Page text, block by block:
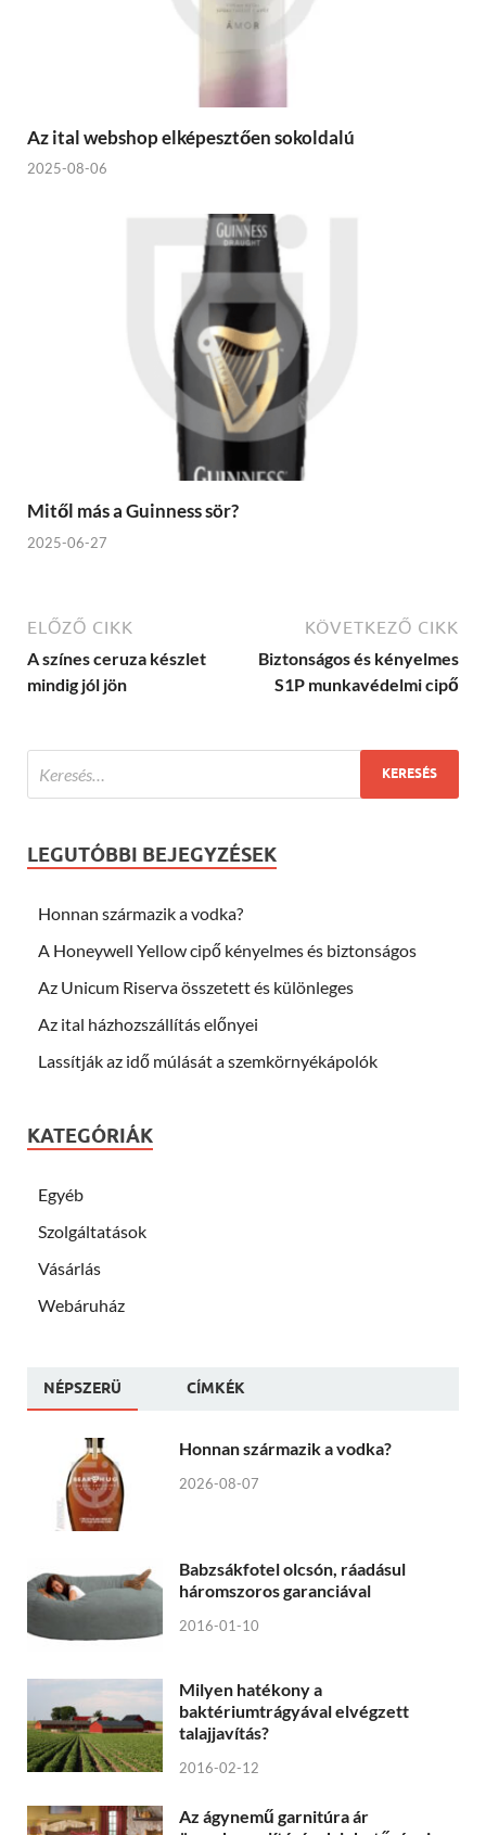
Az ital webshop elképesztően sokoldalú
2025-08-06
Mitől más a Guinness sör?
2025-06-27
ELŐZŐ CIKK
A színes ceruza készlet
mindig jól jön
KÖVETKEZŐ CIKK
Biztonságos és kényelmes
S1P munkavédelmi cipő
LEGUTÓBBI BEJEGYZÉSEK
Honnan származik a vodka?
A Honeywell Yellow cipő kényelmes és biztonságos
Az Unicum Riserva összetett és különleges
Az ital házhozszállítás előnyei
Lassítják az idő múlását a szemkörnyékápolók
KATEGÓRIÁK
Egyéb
Szolgáltatások
Vásárlás
Webáruház
NÉPSZERÜ CÍMKÉK
Honnan származik a vodka?
2026-08-07
Babzsákfotel olcsón, ráadásul
háromszoros garanciával
2016-01-10
Milyen hatékony a
baktériumtrágyával elvégzett
talajjavítás?
2016-02-12
Az ágynemű garnitúra ár